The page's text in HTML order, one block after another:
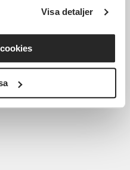
Visa detaljer
Datum ej fastställt